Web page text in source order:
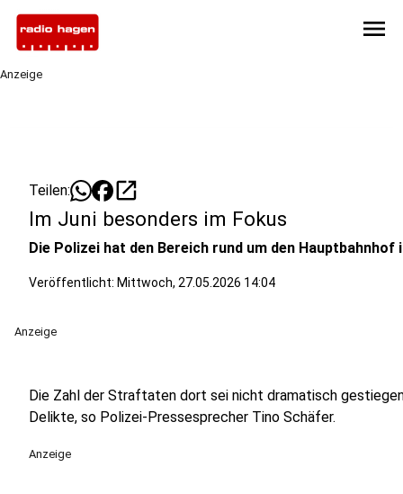
menu
Anzeige
Teilen: open_in_new
Im Juni besonders im Fokus
Die Polizei hat den Bereich rund um den
Veröffentlicht: Mittwoch, 27.05.2026 14:04
Anzeige
Die Zahl der Straftaten dort sei nicht dramatisch
Delikte, so Polizei-Pressesprecher Tino Schäfer.
Anzeige